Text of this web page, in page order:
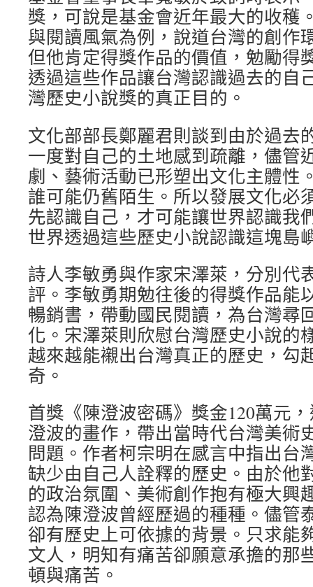
獎，可說是基金會近年最大的收穫
與閱讀風氣為例，說道台灣的創作
但他肯定得獎作品的價值，勉勵得
透過這些作品讓台灣認識過去的自
灣歷史小說獎的真正目的。
文化部部長鄭麗君則談到由於過去
一度對自己的土地感到疏離，儘管
劇、藝術活動已形塑出文化主體性
誰可能仍舊陌生。所以發展文化必
先認識自己，才可能讓世界認識我
世界透過這些歷史小說認識這塊島
詩人李敏勇與作家宋澤萊，分別代
評。李敏勇期勉往後的得獎作品能
暢銷書，帶動國民閱讀，為台灣尋
化。宋澤萊則欣慰台灣歷史小說的
越來越能襯出台灣真正的歷史，勾
奇。
首獎《陳澄波密碼》獎金120萬元
澄波的畫作，帶出當時代台灣美術
問題。作者柯宗明在感言中指出台
缺少由自己人詮釋的歷史。由於他
的政治氛圍、美術創作抱有極大興
認為陳澄波曾經歷過的種種。儘管
卻有歷史上可依據的背景。只求能
文人，明知有痛苦卻願意承擔的那
頓與痛苦。